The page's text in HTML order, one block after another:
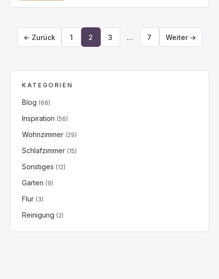
← Zurück 1 2 3 … 7 Weiter →
KATEGORIEN
Blog (66)
Inspiration (56)
Wohnzimmer (29)
Schlafzimmer (15)
Sonstiges (12)
Garten (9)
Flur (3)
Reinigung (2)